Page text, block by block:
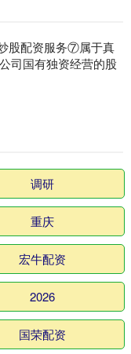
股配资服务⑦属于真
司国有独资经营的股
调研
重庆
宏牛配资
2026
国荣配资